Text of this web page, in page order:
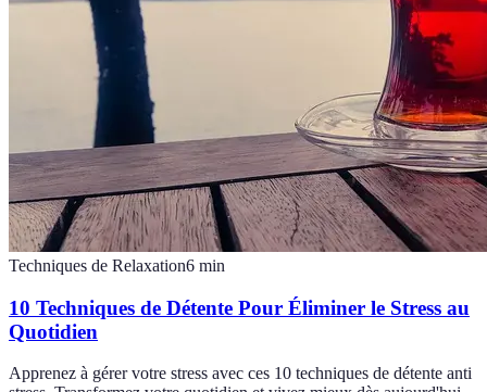
Techniques de Relaxation6 min
10 Techniques de Détente Pour Éliminer le Stress au
Quotidien
Apprenez à gérer votre stress avec ces 10 techniques de détente anti